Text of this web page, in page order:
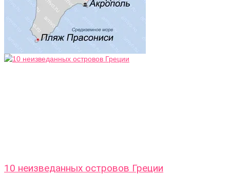
10 неизведанных островов Греции